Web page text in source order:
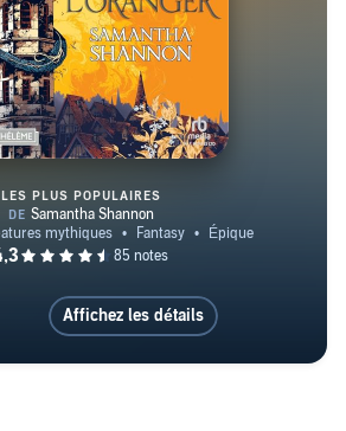
Le prieuré de l'oranger: Partie I
LES PLUS POPULAIRES
Affichez les détails